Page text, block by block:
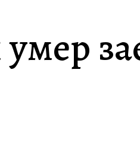
умер